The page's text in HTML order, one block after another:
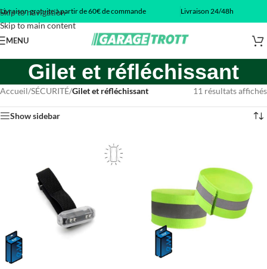
Skip to navigation
Skip to main content
Livraison gratuite à partir de 60€ de commande Livraison 24/48h
MENU
Gilet et réfléchissant
Accueil/SÉCURITÉ/Gilet et réfléchissant 11 résultats affichés
Show sidebar